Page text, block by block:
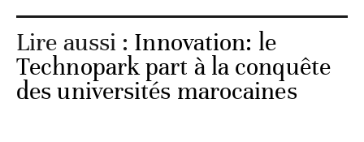
Lire aussi : Innovation: le
Technopark part à la conquête
des universités marocaines